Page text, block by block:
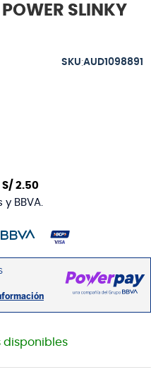
SLINKY
:AUD1098891
S/ 2.50
BBVA.
disponibles